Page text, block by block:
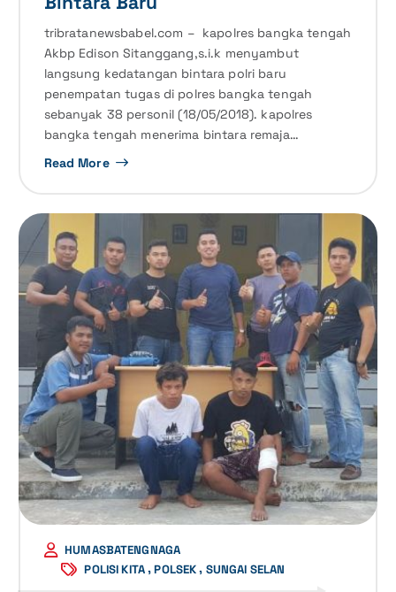
tribratanewsbabel.com – kapolres bangka tengah
Akbp Edison Sitanggang,s.i.k menyambut
langsung kedatangan bintara polri baru
penempatan tugas di polres bangka tengah
sebanyak 38 personil (18/05/2018). kapolres
bangka tengah menerima bintara remaja…
Read More
HUMASBATENGNAGA
POLISI KITA,POLSEK, SUNGAI SELAN